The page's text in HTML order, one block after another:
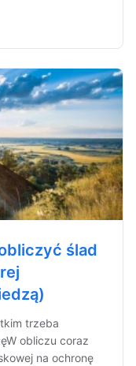
ślad
trzeba
obliczu coraz
na ochronę